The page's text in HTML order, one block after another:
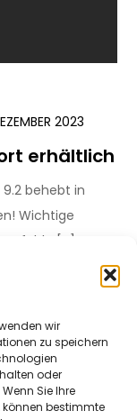
wir
zu speichern
oder
Sie Ihre
können bestimmte
2023
erhältlich
behebt in
Wichtige
[…]
(UDP)
IT Back